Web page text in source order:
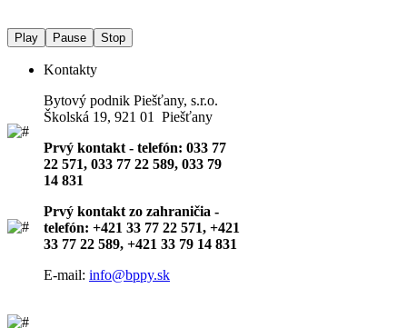
Play Pause Stop
Kontakty
Bytový podnik Piešťany, s.r.o.
Školská 19, 921 01 Piešťany
Prvý kontakt - telefón: 033 77
22 571, 033 77 22 589, 033 79
14 831
Prvý kontakt zo zahraničia -
telefón: +421 33 77 22 571, +421
33 77 22 589, +421 33 79 14 831
E-mail: info@bppy.sk